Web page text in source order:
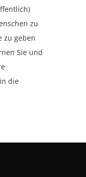
zu
zu geben
Sie und
die